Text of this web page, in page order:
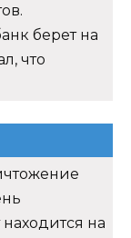
берет на
что
находится на